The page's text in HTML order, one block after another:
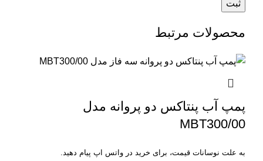
محصولات مرتبط
پمپ آب پنتاکس دو پروانه مدل
MBT300/00
به علت نوسانات قیمت، برای خرید در واتس اپ پیام دهید.